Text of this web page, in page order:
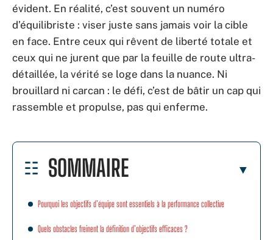
évident. En réalité, c’est souvent un numéro
d’équilibriste : viser juste sans jamais voir la cible
en face. Entre ceux qui rêvent de liberté totale et
ceux qui ne jurent que par la feuille de route ultra-
détaillée, la vérité se loge dans la nuance. Ni
brouillard ni carcan : le défi, c’est de bâtir un cap qui
rassemble et propulse, pas qui enferme.
SOMMAIRE
Pourquoi les objectifs d’équipe sont essentiels à la performance collective
Quels obstacles freinent la définition d’objectifs efficaces ?